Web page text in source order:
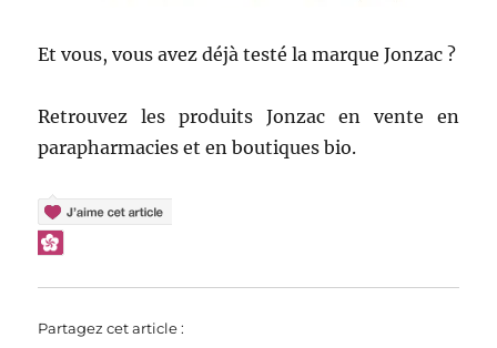
Et vous, vous avez déjà testé la marque Jonzac ?
Retrouvez les produits Jonzac en vente en
parapharmacies et en boutiques bio.
Partagez cet article :